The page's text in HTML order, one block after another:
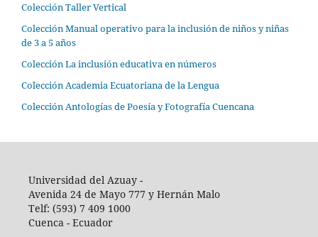
Colección Taller Vertical
Colección Manual operativo para la inclusión de niños y niñas
de 3 a 5 años
Colección La inclusión educativa en números
Colección Academia Ecuatoriana de la Lengua
Colección Antologías de Poesía y Fotografía Cuencana
Universidad del Azuay -
Avenida 24 de Mayo 777 y Hernán Malo
Telf: (593) 7 409 1000
Cuenca - Ecuador